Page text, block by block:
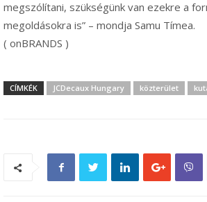
megszólítani, szükségünk van ezekre a
megoldásokra is” – mondja Samu Tímea.
( onBRANDS )
CÍMKÉK JCDecaux Hungary közterület